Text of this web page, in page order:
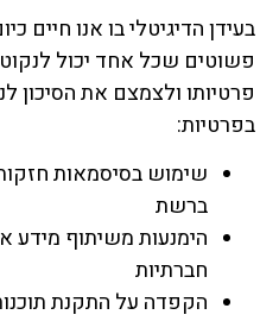
בעידן הדיגיטלי בו אנו חיים
פשוטים שכל אחד יכול לנקוט
פרטיותו ולצמצם את הסיכון
בפרטיות:
שימוש בסיסמאות
ברשת
הימנעות משיתוף מידע
חברתיות
הקפדה על התקנת